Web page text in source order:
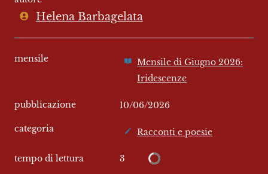
Helena Barbagelata
mensile
Mensile di Giugno 2026:
Iridescenze
pubblicazione 10/06/2026
categoria Racconti e poesie
tempo di lettura 3